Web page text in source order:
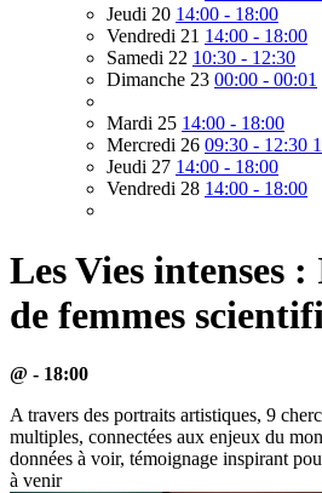
Jeudi 20 14:00 - 18:00
Vendredi 21 14:00 - 18:00
Samedi 22 10:30 - 12:30
Dimanche 23 00:00 - 00:01
Mardi 25 14:00 - 18:00
Mercredi 26 09:30 - 12:30
Jeudi 27 14:00 - 18:00
Vendredi 28 14:00 - 18:00
Les Vies intenses
de femmes
@ - 18:00
A travers des portraits artistiques, 9
multiples, connectées aux enjeux du
données à voir, témoignage inspirant
à venir